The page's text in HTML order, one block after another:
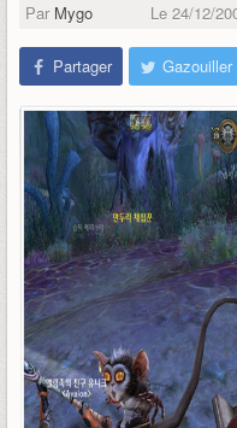
Par Mygo Le 24/12/
Partager Gazouiller